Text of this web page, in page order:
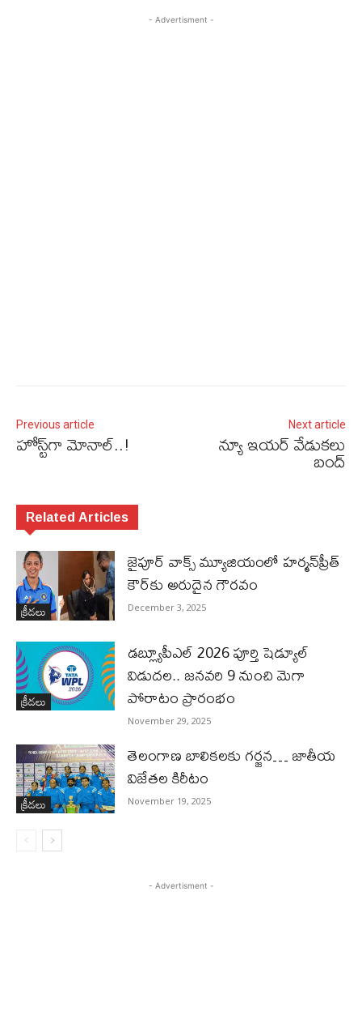
- Advertisment -
Previous article
హోస్ట్‌గా మోనాల్‌..!
Next article
న్యూ ఇయర్‌ వేడుకలు
బంద్‌
Related Articles
క్రీడలు
జైపూర్ వాక్స్ మ్యూజియంలో హర్మన్‌ప్రీత్
కౌర్‌కు అరుదైన గౌరవం
December 3, 2025
క్రీడలు
డబ్ల్యూపీఎల్ 2026 పూర్తి షెడ్యూల్
విడుదల.. జనవరి 9 నుంచి మెగా
పోరాటం ప్రారంభం
November 29, 2025
క్రీడలు
తెలంగాణ బాలికలకు గర్జన… జాతీయ
విజేతల కిరీటం
November 19, 2025
- Advertisment -